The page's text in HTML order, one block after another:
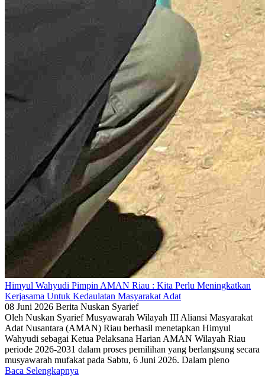
Himyul Wahyudi Pimpin AMAN Riau : Kita Perlu Meningkatkan
Kerjasama Untuk Kedaulatan Masyarakat Adat
08 Juni 2026 Berita Nuskan Syarief
Oleh Nuskan Syarief Musyawarah Wilayah III Aliansi Masyarakat
Adat Nusantara (AMAN) Riau berhasil menetapkan Himyul
Wahyudi sebagai Ketua Pelaksana Harian AMAN Wilayah Riau
periode 2026-2031 dalam proses pemilihan yang berlangsung secara
musyawarah mufakat pada Sabtu, 6 Juni 2026. Dalam pleno
Baca Selengkapnya